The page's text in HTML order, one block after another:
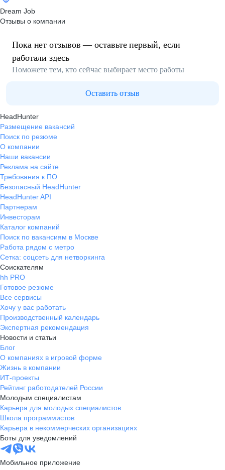
Dream Job
Отзывы о компании
Пока нет отзывов — оставьте первый, если
работали здесь
Поможете тем, кто сейчас выбирает место работы
Оставить отзыв
HeadHunter
Размещение вакансий
Поиск по резюме
О компании
Наши вакансии
Реклама на сайте
Требования к ПО
Безопасный HeadHunter
HeadHunter API
Партнерам
Инвесторам
Каталог компаний
Поиск по вакансиям в Москве
Работа рядом с метро
Сетка: соцсеть для нетворкинга
Соискателям
hh PRO
Готовое резюме
Все сервисы
Хочу у вас работать
Производственный календарь
Экспертная рекомендация
Новости и статьи
Блог
О компаниях в игровой форме
Жизнь в компании
ИТ-проекты
Рейтинг работодателей России
Молодым специалистам
Карьера для молодых специалистов
Школа программистов
Карьера в некоммерческих организациях
Боты для уведомлений
Мобильное приложение